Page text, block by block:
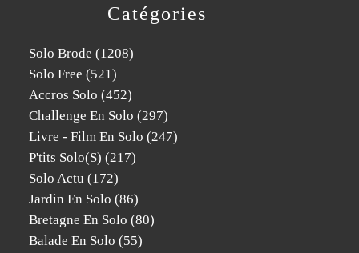
Catégories
Solo Brode (1208)
Solo Free (521)
Accros Solo (452)
Challenge En Solo (297)
Livre - Film En Solo (247)
P'tits Solo(s) (217)
Solo Actu (172)
Jardin En Solo (86)
Bretagne En Solo (80)
Balade En Solo (55)